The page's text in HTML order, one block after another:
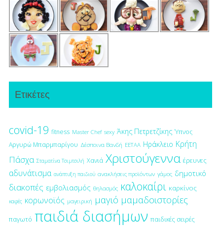
Ετικέτες
covid-19 fitness Master Chef sexy Άκης Πετρετζίκης Ύπνος
Αργυρώ Μπαρμπαρίγου Δέσποινα Βανδή ΕΕΤΑΑ Ηράκλειο Κρήτη
Πάσχα Σταματίνα Τσιμτσιλή Χανιά Χριστούγεννα έρευνες
αδυνάτισμα ανάπτυξη παιδιού ανακλήσεις προϊόντων γάμος δημοτικό
διακοπές εμβολιασμός θηλασμός καλοκαίρι καρκίνος
καφές κορωνοϊός μαγειρική μαγιό μαμαδοιστορίες
παγωτό παιδιά διασήμων παιδικές σειρές